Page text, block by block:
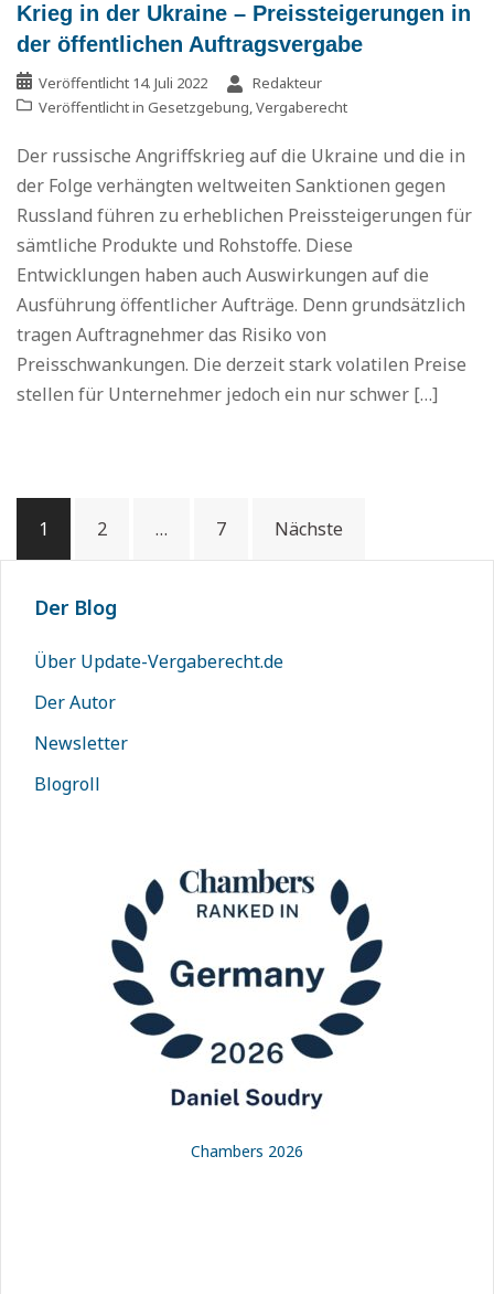
Krieg in der Ukraine – Preissteigerungen in
der öffentlichen Auftragsvergabe
Veröffentlicht 14. Juli 2022
Redakteur
Veröffentlicht in Gesetzgebung,Vergaberecht
Der russische Angriffskrieg auf die Ukraine und die in
der Folge verhängten weltweiten Sanktionen gegen
Russland führen zu erheblichen Preissteigerungen für
sämtliche Produkte und Rohstoffe. Diese
Entwicklungen haben auch Auswirkungen auf die
Ausführung öffentlicher Aufträge. Denn grundsätzlich
tragen Auftragnehmer das Risiko von
Preisschwankungen. Die derzeit stark volatilen Preise
stellen für Unternehmer jedoch ein nur schwer […]
Beitragsnavigation
1 2 … 7 Nächste
Der Blog
Über Update-Vergaberecht.de
Der Autor
Newsletter
Blogroll
Chambers 2026